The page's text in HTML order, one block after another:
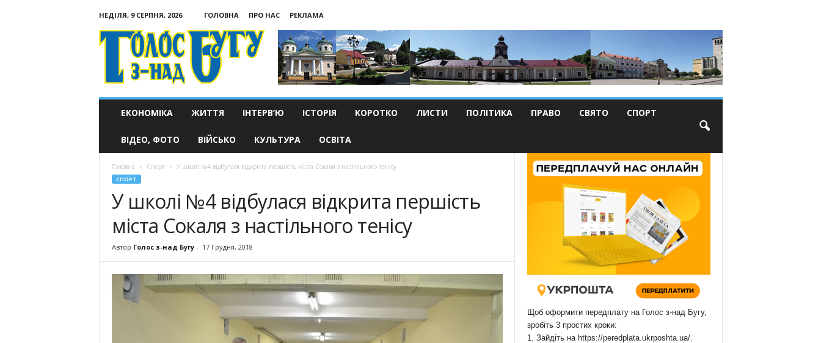
НЕДІЛЯ, 9 СЕРПНЯ, 2026 ГОЛОВНА ПРО НАС
РЕКЛАМА
Голос
з-
ЕКОНОМІКА ЖИТТЯ ІНТЕРВ’Ю ІСТОРІЯ КОРОТКО ЛИСТИ ПОЛІТИКА ПРАВО СВЯТО СПОРТ
ВІДЕО, ФОТО ВІЙСЬКО КУЛЬТУРА ОСВІТА
Головна Спорт У школі №4 відбулася відкрита першість міста Сокаля з настільного тенісу
СПОРТ
У школі №4 відбулася відкрита першість
міста Сокаля з настільного тенісу
Автор Голос з-над Бугу- 17 Грудня, 2018
Щоб оформити передплату на Голос з-над Бугу,
зробіть 3 простих кроки:
1. Зайдіть на https://peredplata.ukrposhta.ua/.